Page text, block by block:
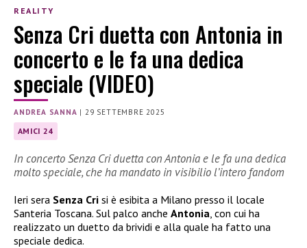
REALITY
Senza Cri duetta con Antonia in
concerto e le fa una dedica
speciale (VIDEO)
ANDREA SANNA |29 SETTEMBRE 2025
AMICI 24
In concerto Senza Cri duetta con Antonia e le fa una dedica
molto speciale, che ha mandato in visibilio l’intero fandom
Ieri sera Senza Cri si è esibita a Milano presso il locale
Santeria Toscana. Sul palco anche Antonia , con cui ha
realizzato un duetto da brividi e alla quale ha fatto una
speciale dedica.